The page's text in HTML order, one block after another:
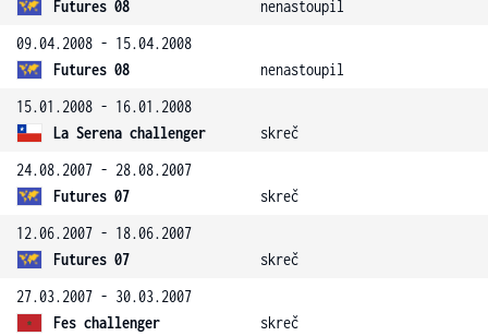
Futures 08
nenastoupil
09.04.2008 - 15.04.2008
Futures 08
nenastoupil
15.01.2008 - 16.01.2008
La Serena challenger
skreč
24.08.2007 - 28.08.2007
Futures 07
skreč
12.06.2007 - 18.06.2007
Futures 07
skreč
27.03.2007 - 30.03.2007
Fes challenger
skreč